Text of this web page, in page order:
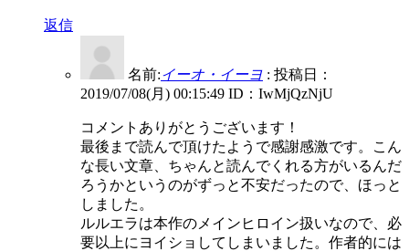
返信
名前:イーオ・イーヨ : 投稿日：
2019/07/08(月) 00:15:49 ID：IwMjQzNjU
コメントありがとうございます！
最後まで読んで頂けたようで感謝感激です。こん
な長い文章、ちゃんと読んでくれる方がいるんだ
ろうかというのがずっと不安だったので、ほっと
しました。
ルルエラは本作のメインヒロイン扱いなので、必
要以上にヨイショしてしまいました。作者的には